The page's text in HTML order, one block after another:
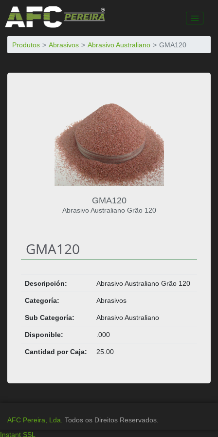
Produtos Abrasivos Abrasivo Australiano GMA120
GMA120
Abrasivo Australiano Grão 120
GMA120
Descripción: Abrasivo Australiano Grão 120
Categoría: Abrasivos
Sub Categoría: Abrasivo Australiano
Disponible: .000
Cantidad por Caja: 25.00
AFC Pereira, Lda. Todos os Direitos Reservados.
Instant SSL